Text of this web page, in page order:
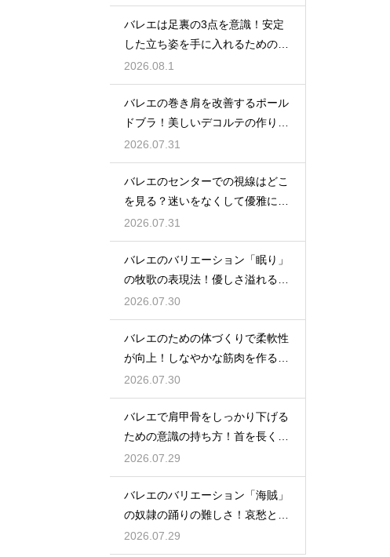
バレエは足裏の3点を意識！安定
した立ち姿を手に入れるための秘
訣
2026.08.1
バレエの巻き肩を改善するポール
ドブラ！美しいデコルテの作り方
とは
2026.07.31
バレエのセンターでの視線はどこ
を見る？迷いをなくして優雅に踊
る
2026.07.31
バレエのバリエーション「眠り」
の牧歌の表現法！優しさ溢れる踊
り
2026.07.30
バレエのための体づくりで柔軟性
が向上！しなやかな筋肉を作る毎
日の新習慣
2026.07.30
バレエで肩甲骨をしっかり下げる
ための意識の持ち方！首を長く見
せる
2026.07.29
バレエのバリエーション「海賊」
の奴隷の踊りの難しさ！哀愁とテ
クニック
2026.07.29